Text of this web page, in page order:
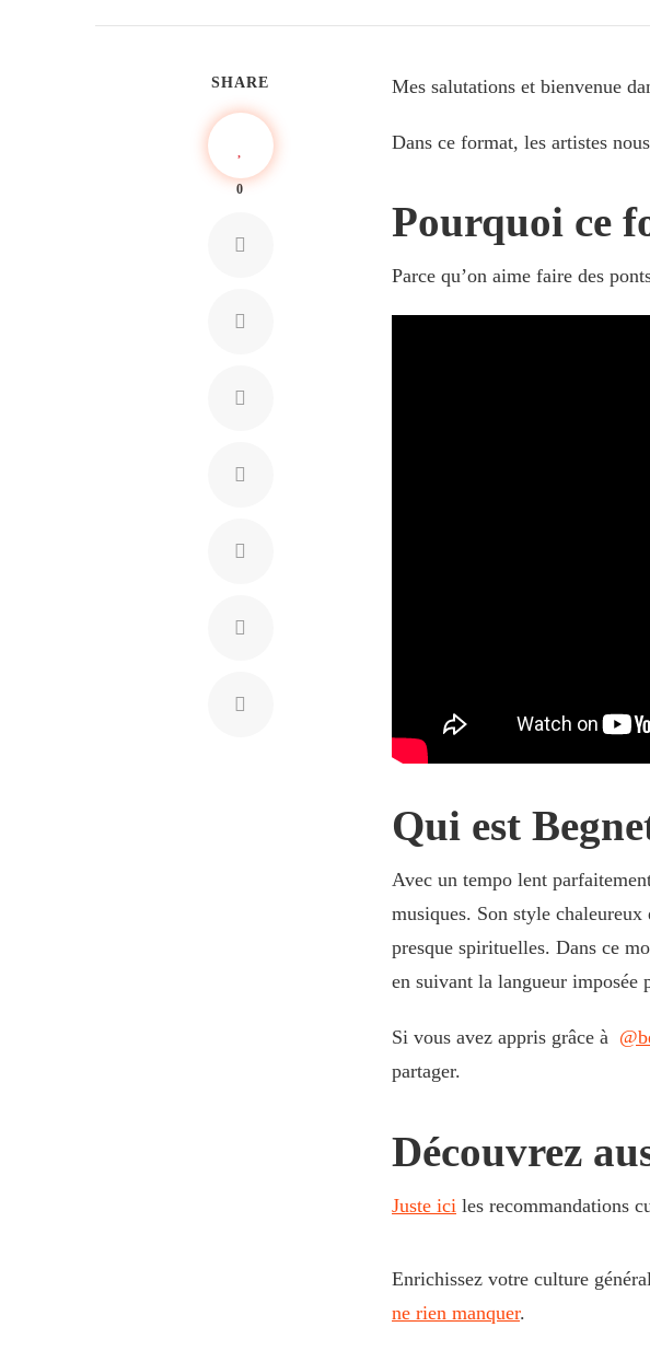
SHARE
0
Mes salutations et bienvenue
Dans ce format, les artistes
Pourquoi ce
Parce qu’on aime faire des
Qui est
Avec un tempo lent
musiques. Son style
presque spirituelles. Dans ce
en suivant la langueur imposée
Si vous avez appris grâce à
partager.
Découvrez
Juste ici les recommandations
Enrichissez votre culture
ne rien manquer.